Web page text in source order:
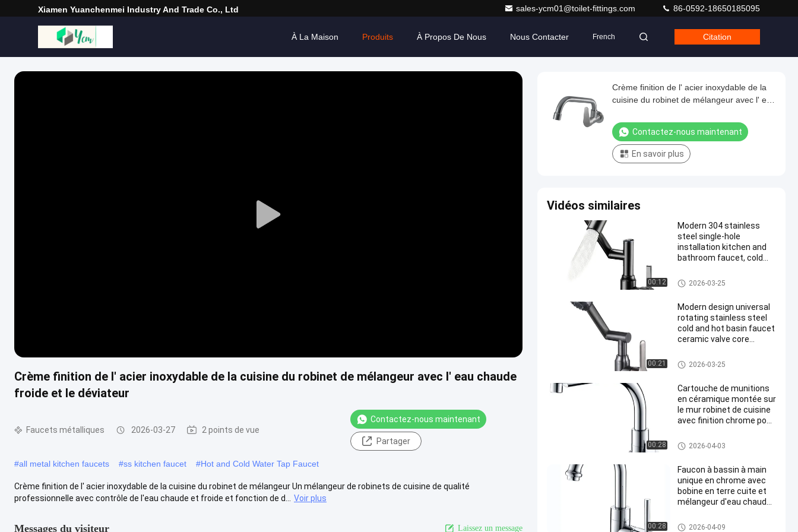
Xiamen Yuanchenmei Industry And Trade Co., Ltd sales-ycm01@toilet-fittings.com 86-0592-18650185095
À La Maison Produits À Propos De Nous Nous Contacter French Citation
Play
Crème finition de l' acier inoxydable de la cuisine du robinet de mélangeur avec l' eau chaude
froide et le déviateur
Faucets métalliques 2026-03-27 2 points de vue
Contactez-nous maintenant
Partager
#all metal kitchen faucets #ss kitchen faucet #Hot and Cold Water Tap Faucet
Crème finition de l' acier inoxydable de la cuisine du robinet de mélangeur Un mélangeur de robinets de cuisine de qualité
professionnelle avec contrôle de l'eau chaude et froide et fonction de d...
Voir plus
Messages du visiteur Laissez un message
Crème finition de l' acier inoxydable de la
cuisine du robinet de mélangeur avec l' eau
Contactez-nous maintenant
En savoir plus
Vidéos similaires
00:12
Modern 304 stainless
steel single-hole
installation kitchen and
bathroom faucet, cold
ceramic basin faucet,
electric faucet
Faucets métalliques
2026-03-25
00:21
Modern design universal
rotating stainless steel
cold and hot basin faucet
ceramic valve core
Faucets métalliques
2026-03-25
00:28
Cartouche de munitions
en céramique montée sur
le mur robinet de cuisine
avec finition chrome pour
Faucets métalliques
2026-04-03
00:28
Faucon à bassin à main
unique en chrome avec
bobine en terre cuite et
mélangeur d'eau chaude
Faucets métalliques
2026-04-09